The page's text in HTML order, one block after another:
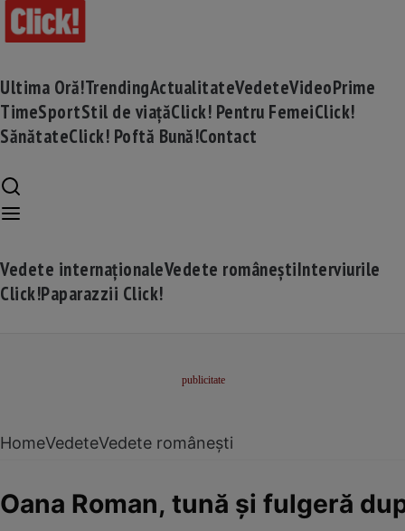
Ultima Oră!TrendingActualitateVedeteVideoPrime
TimeSportStil de viațăClick! Pentru FemeiClick!
SănătateClick! Poftă Bună!Contact
Vedete internaționaleVedete româneștiInterviurile
Click!Paparazzii Click!
HomeVedeteVedete românești
Oana Roman, tună și fulgeră